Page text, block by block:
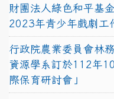
財團法人綠色和平基
2023年青少年戲劇工
行政院農業委員會林
資源學系訂於112年
際保育研討會」